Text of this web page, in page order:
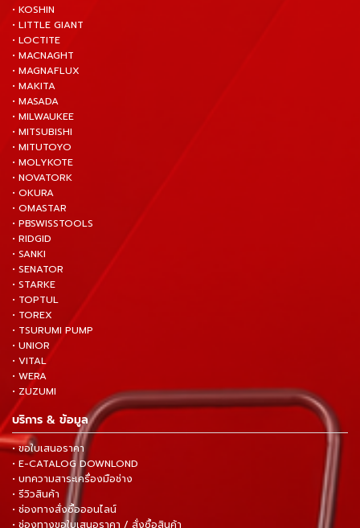
• KOSHIN
• LITTLE GIANT
• LOCTITE
• MACNAGHT
• MAGNAFLUX
• MAKITA
• MASADA
• MILWAUKEE
• MITSUBISHI
• MITUTOYO
• MOLYKOTE
• NOVATORK
• OKURA
• OMASTAR
• PBSWISSTOOLS
• RIDGID
• SANKI
• SENATOR
• STARKE
• TOPTUL
• TOREX
• TSURUMI PUMP
• UNIOR
• VITAL
• WERA
• ZUZUMI
บริการ & ข้อมูล
• ขอใบเสนอราคา
• E-CATALOG DOWNLOND
• บทความสาระเครื่องมือช่าง
• รีวิวสินค้า
• ช่องทางสั่งซื้อออนไลน์